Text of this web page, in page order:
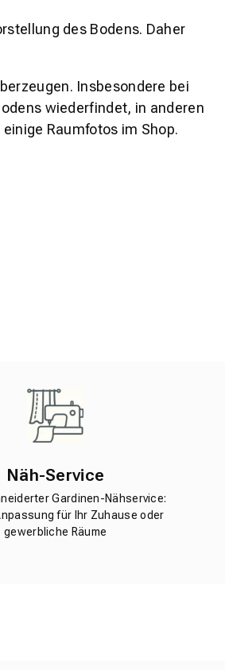
des Bodens. Daher
Insbesondere bei
wiederfindet, in anderen
Raumfotos im Shop.
Näh-Service
Gardinen-Nähservice:
für Ihr Zuhause oder
gewerbliche Räume